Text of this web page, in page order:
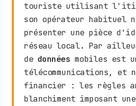
touriste utilisant
son opérateur habituel
présenter une pièce
réseau local. Par
de données mobiles est
télécommunications, et
financier : les règles
blanchiment imposant